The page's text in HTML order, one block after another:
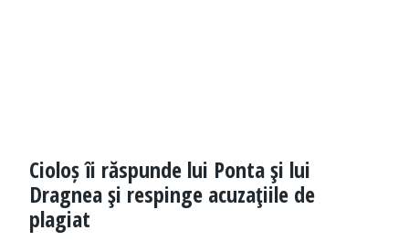
Cioloș îi răspunde lui Ponta şi lui
Dragnea şi respinge acuzaţiile de
plagiat